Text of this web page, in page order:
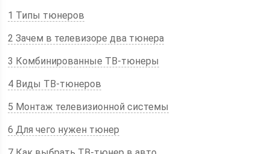
1 Типы тюнеров
2 Зачем в телевизоре два тюнера
3 Комбинированные ТВ-тюнеры
4 Виды ТВ-тюнеров
5 Монтаж телевизионной системы
6 Для чего нужен тюнер